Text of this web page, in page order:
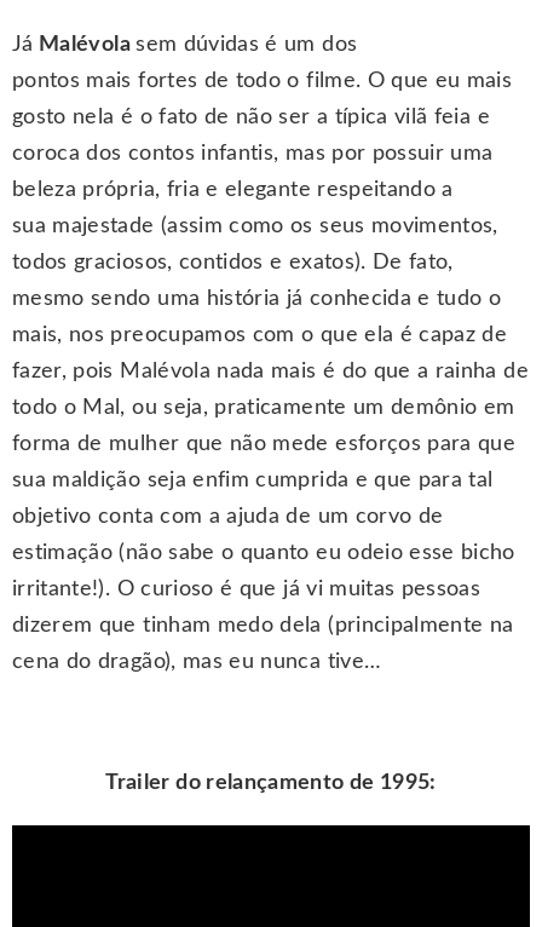
Já Malévolasem dúvidas é um dos
pontos mais fortes de todo o filme. O que eu mais
gosto nela é o fato de não ser a típica vilã feia e
coroca dos contos infantis, mas por possuir uma
beleza própria, fria e elegante respeitando a
sua majestade (assim como os seus movimentos,
todos graciosos, contidos e exatos). De fato,
mesmo sendo uma história já conhecida e tudo o
mais, nos preocupamos com o que ela é capaz de
fazer, pois Malévola nada mais é do que a rainha de
todo o Mal, ou seja, praticamente um demônio em
forma de mulher que não mede esforços para que
sua maldição seja enfim cumprida e que para tal
objetivo conta com a ajuda de um corvo de
estimação (não sabe o quanto eu odeio esse bicho
irritante!). O curioso é que já vi muitas pessoas
dizerem que tinham medo dela (principalmente na
cena do dragão), mas eu nunca tive…
Trailer do relançamento de 1995: